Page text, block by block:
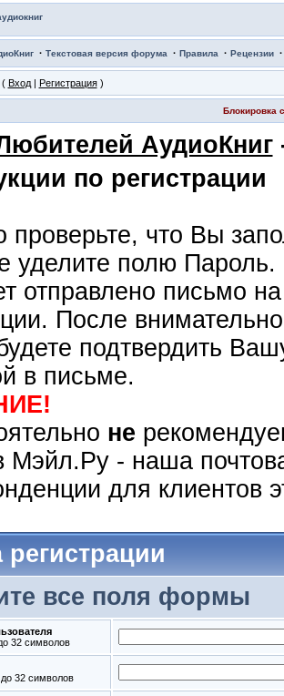
· Текстовая версия форума · Правила · Рецензии
( Вход| Регистрация)
Блокировка
АудиоКниг
по регистрации
проверьте, что Вы
уделите полю Пароль.
отправлено письмо
После
подтвердить
в письме.
не
Мэйл.Ру - наша
для клиентов
все поля формы
32 символов
32 символов